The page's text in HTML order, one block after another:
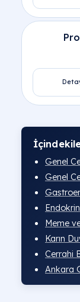
Genel
Genel
Meme
Karın
Cerrahi
Ankara